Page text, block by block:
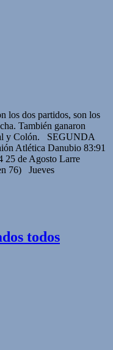
los dos partidos, son los
También ganaron
y Colón. SEGUNDA
Atlética Danubio 83:91
25 de Agosto Larre
76) Jueves
todos